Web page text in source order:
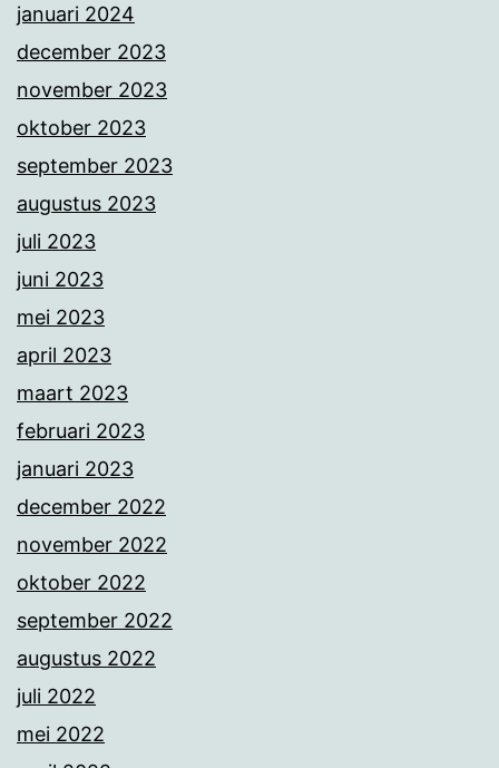
januari 2024
december 2023
november 2023
oktober 2023
september 2023
augustus 2023
juli 2023
juni 2023
mei 2023
april 2023
maart 2023
februari 2023
januari 2023
december 2022
november 2022
oktober 2022
september 2022
augustus 2022
juli 2022
mei 2022